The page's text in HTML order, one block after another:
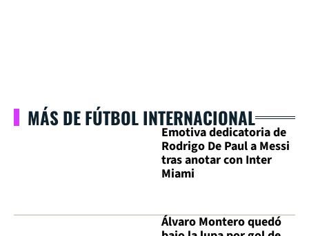
MÁS DE FÚTBOL INTERNACIONAL
Emotiva dedicatoria de
Rodrigo De Paul a Messi
tras anotar con Inter
Miami
Álvaro Montero quedó